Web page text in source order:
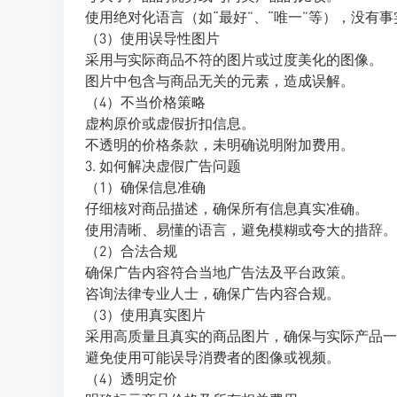
使用绝对化语言（如“最好”、“唯一”等），没有事
（3）使用误导性图片
采用与实际商品不符的图片或过度美化的图像。
图片中包含与商品无关的元素，造成误解。
（4）不当价格策略
虚构原价或虚假折扣信息。
不透明的价格条款，未明确说明附加费用。
3. 如何解决虚假广告问题
（1）确保信息准确
仔细核对商品描述，确保所有信息真实准确。
使用清晰、易懂的语言，避免模糊或夸大的措辞。
（2）合法合规
确保广告内容符合当地广告法及平台政策。
咨询法律专业人士，确保广告内容合规。
（3）使用真实图片
采用高质量且真实的商品图片，确保与实际产品一
避免使用可能误导消费者的图像或视频。
（4）透明定价